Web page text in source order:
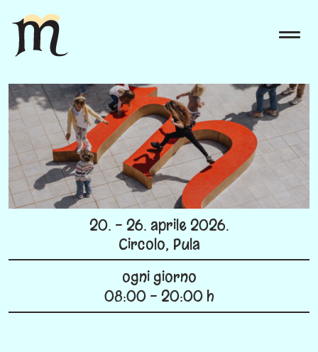
20. - 26. aprile 2026.
Circolo, Pula
ogni giorno
08:00 - 20:00 h